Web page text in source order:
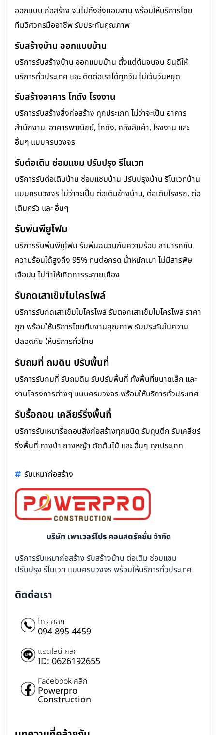
ออกแบบ ก่อสร้าง จนไปถึงส่งมอบงาน พร้อมให้บริการโดย
ทีมวิศวกรมืออาชีพ รับประกันคุณภาพ
รับสร้างบ้าน ออกแบบบ้าน
บริการรับสร้างบ้าน ออกแบบบ้าน ตั้งแต่ต้นจนจบ ยินดีให้
บริการทั่วประเทศ และ ติดต่อเราได้ทุกวัน ไม่เว้นวันหยุด
รับสร้างอาคาร โกดัง โรงงาน
บริการรับสร้างสิ่งก่อสร้าง ทุกประเภท ไม่ว่าจะเป็น อาคาร
สำนักงาน, อาคารพาณิชย์, โกดัง, คลังสินค้า, โรงงาน และ
อื่นๆ แบบครบวงจร
รับต่อเติม ซ่อมแซม ปรับปรุง รีโนเวท
บริการรับต่อเติมบ้าน ซ่อมแซมบ้าน ปรับปรุงบ้าน รีโนเวทบ้าน
แบบครบวงจร ไม่ว่าจะเป็น ต่อเติมข้างบ้าน, ต่อเติมโรงรถ, ต่อ
เติมครัว และ อื่นๆ
รับพ่นพียูโฟม
บริการรับพ่นพียูโฟม รับพ่นฉนวนกันความร้อน สามารถกัน
ความร้อนได้สูงถึง 95% ทนต่อกรด น้ำหนักเบา ไม่มีสารพิษ
เจือปน ไม่ทำให้เกิดการระคายเคือง
รับกดเสาเข็มไมโครไพล์
บริการรับกดเสาเข็มไมโครไพล์ รับตอกเสาเข็มไมโครไพล์ ราคา
ถูก พร้อมให้บริการโดยทีมงานคุณภาพ รับประกันในความ
ปลอดภัย ให้บริการทั่วไทย
รับถมที่ ถมดิน ปรับพื้นที่
บริการรับถมที่ รับถมดิน รับปรับพื้นที่ ทั้งพื้นที่ขนาดเล็ก และ
งานโครงการต่างๆ แบบครบวงจร พร้อมให้บริการทั่วประเทศ
รับรื้อถอน เคลียร์ริ่งพื้นที่
บริการรับเหมารื้อถอนสิ่งก่อสร้างทุกชนิด รับทุบตึก รับเคลียร์
ริ่งพื้นที่ ถางป่า ถางหญ้า ตัดต้นไม้ และ อื่นๆ ทุกประเภท
รับเหมาก่อสร้าง
บริษัท เพาเวอร์โปร คอนสตรัคชั่น จำกัด
บริการรับเหมาก่อสร้าง รับสร้างบ้าน ต่อเติม ซ่อมแซม
ปรับปรุง รีโนเวท แบบครบวงจร พร้อมให้บริการทั่วประเทศ
ติดต่อเรา
โทร คลิก
094 895 4459
แอดไลน์ คลิก
ID: 0626192655
Facebook คลิก
Powerpro
Construction